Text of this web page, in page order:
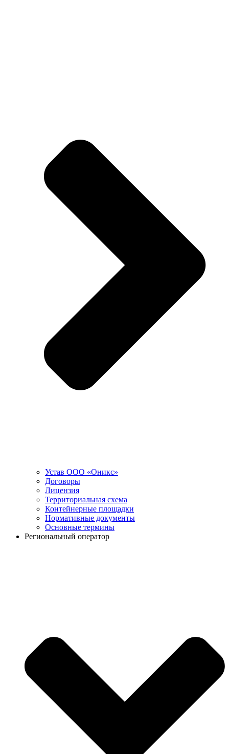
Устав ООО «Оникс»
Договоры
Лицензия
Территориальная схема
Контейнерные площадки
Нормативные документы
Основные термины
Региональный оператор